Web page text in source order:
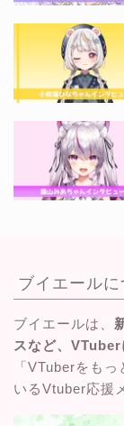
ブイエールに
ブイエールは、
スなど、
「VTuberをも
いるVtuber応援